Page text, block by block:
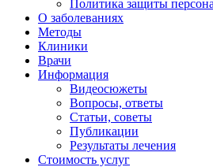
Политика защиты
О заболеваниях
Методы
Клиники
Врачи
Информация
Видеосюжеты
Вопросы, ответы
Статьи, советы
Публикации
Результаты лечения
Стоимость услуг